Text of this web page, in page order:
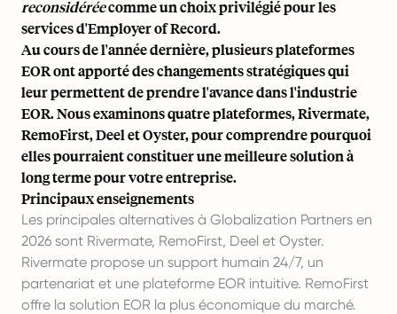
reconsidéréecomme un choix privilégié pour les
services d'Employer of Record.
Au cours de l'année dernière, plusieurs plateformes
EOR ont apporté des changements stratégiques qui
leur permettent de prendre l'avance dans l'industrie
EOR. Nous examinons quatre plateformes, Rivermate,
RemoFirst, Deel et Oyster, pour comprendre pourquoi
elles pourraient constituer une meilleure solution à
long terme pour votre entreprise.
Principaux enseignements
Les principales alternatives à Globalization Partners en
2026 sont Rivermate, RemoFirst, Deel et Oyster.
Rivermate propose un support humain 24/7, un
partenariat et une plateforme EOR intuitive. RemoFirst
offre la solution EOR la plus économique du marché.